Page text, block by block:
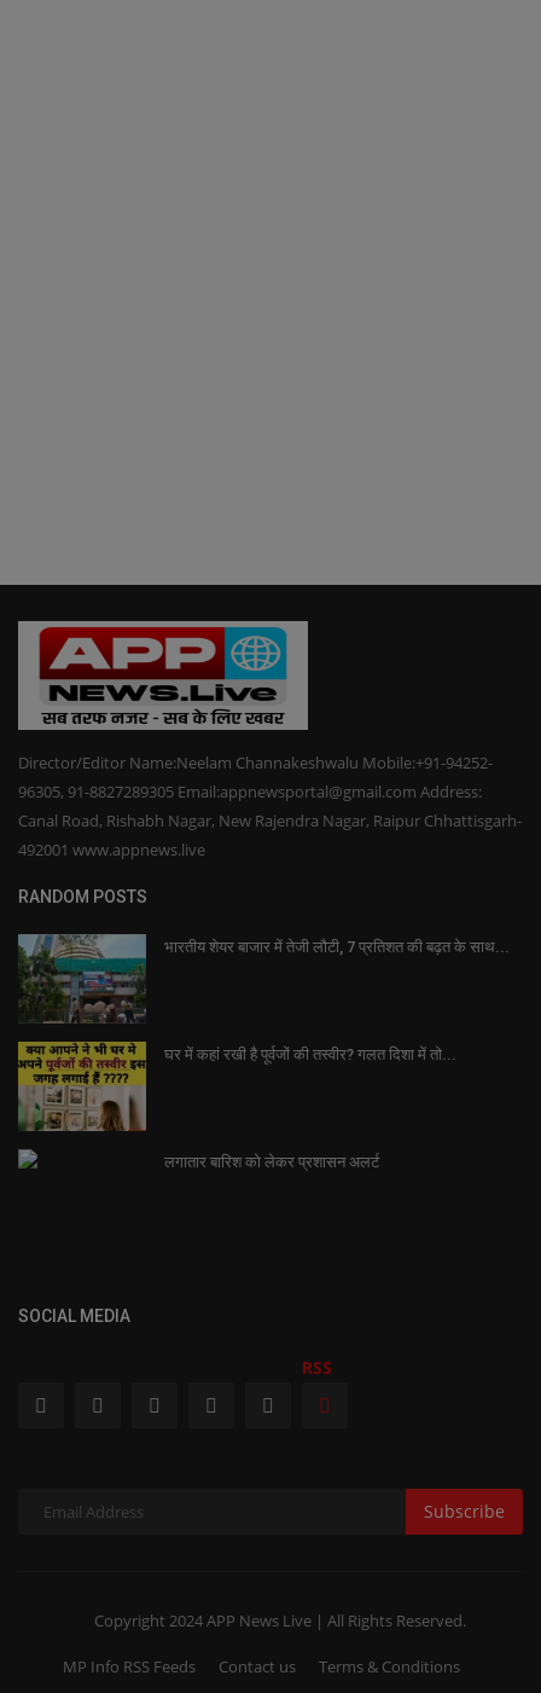
Director/Editor Name:Neelam Channakeshwalu Mobile:+91-94252-
96305, 91-8827289305 Email:appnewsportal@gmail.com Address:
Canal Road, Rishabh Nagar, New Rajendra Nagar, Raipur Chhattisgarh-
492001 www.appnews.live
RANDOM POSTS
भारतीय शेयर बाजार में तेजी लौटी, 7 प्रतिशत की बढ़त के साथ...
घर में कहां रखी है पूर्वजों की तस्वीर? गलत दिशा में तो...
लगातार बारिश को लेकर प्रशासन अलर्ट
SOCIAL MEDIA
RSS
Subscribe
Copyright 2024 APP News Live | All Rights Reserved.
MP Info RSS Feeds Contact us Terms & Conditions